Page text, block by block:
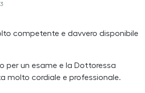
competente e davvero disponibile
per un esame e la Dottoressa
molto cordiale e professionale.